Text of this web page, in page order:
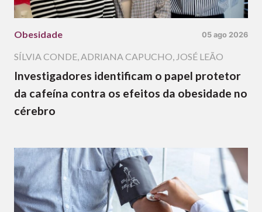
Obesidade 05 ago 2026
SÍLVIA CONDE,ADRIANA CAPUCHO, JOSÉ LEÃO
Investigadores identificam o papel protetor
da cafeína contra os efeitos da obesidade no
cérebro